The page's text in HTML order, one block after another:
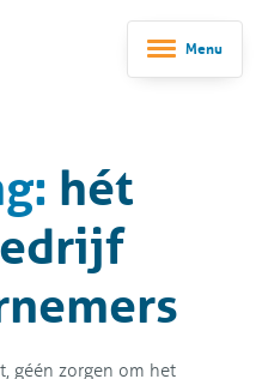
Menu
hét
géén zorgen om het